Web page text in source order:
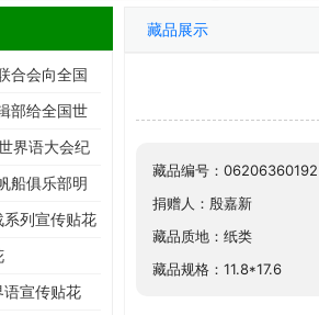
合会向全国
部给全国世
界语大会纪
船俱乐部明
列宣传贴花
语宣传贴花
藏品展示
藏品编号：
捐赠人：殷嘉新
藏品质地：纸类
藏品规格：11.8*17.6